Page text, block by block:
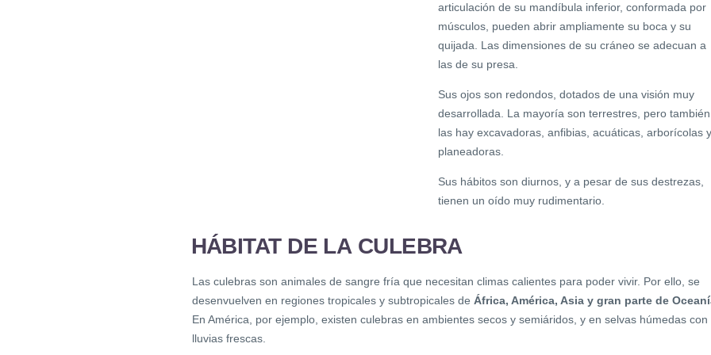
articulación de su mandíbula inferior, conformada por
músculos, pueden abrir ampliamente su boca y su
quijada. Las dimensiones de su cráneo se adecuan a
las de su presa.
Sus ojos son redondos, dotados de una visión muy
desarrollada. La mayoría son terrestres, pero también
las hay excavadoras, anfibias, acuáticas, arborícolas y
planeadoras.
Sus hábitos son diurnos, y a pesar de sus destrezas,
tienen un oído muy rudimentario.
HÁBITAT DE LA CULEBRA
Las culebras son animales de sangre fría que necesitan climas calientes para poder vivir. Por ello, se
desenvuelven en regiones tropicales y subtropicales de África, América, Asia y gran parte de
En América, por ejemplo, existen culebras en ambientes secos y semiáridos, y en selvas húmedas con
lluvias frescas.